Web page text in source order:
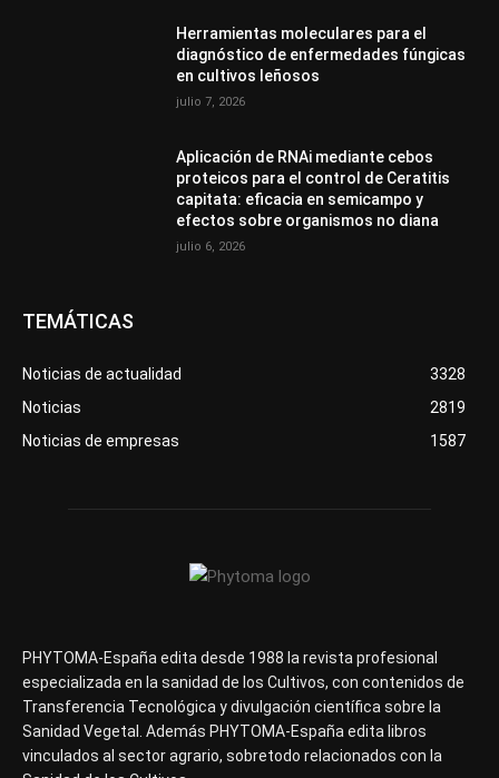
Herramientas moleculares para el
diagnóstico de enfermedades fúngicas
en cultivos leñosos
julio 7, 2026
Aplicación de RNAi mediante cebos
proteicos para el control de Ceratitis
capitata: eficacia en semicampo y
efectos sobre organismos no diana
julio 6, 2026
TEMÁTICAS
Noticias de actualidad
3328
Noticias
2819
Noticias de empresas
1587
PHYTOMA-España edita desde 1988 la revista profesional
especializada en la sanidad de los Cultivos, con contenidos de
Transferencia Tecnológica y divulgación científica sobre la
Sanidad Vegetal. Además PHYTOMA-España edita libros
vinculados al sector agrario, sobretodo relacionados con la